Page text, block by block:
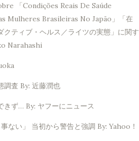
「Condições Reais De Saúde
Mulheres Brasileiras No Japão」「在
クティブ・ヘルス／ライツの実態」に関す
Narahashi
調査 By: 近藤潤也
きず… By: ヤフーにニュース
ない」 当初から警告と強調 By: Yahoo！